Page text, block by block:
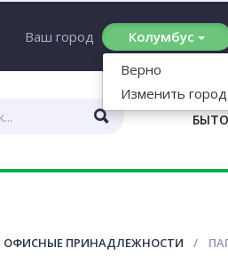
Ваш город
Колумбус
Верно
Изменить город
ОФИСНЫЕ ПРИНАДЛЕЖНОСТИ